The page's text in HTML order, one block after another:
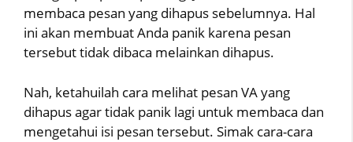
membaca pesan yang dihapus sebelumnya. Hal
ini akan membuat Anda panik karena pesan
tersebut tidak dibaca melainkan dihapus.
Nah, ketahuilah cara melihat pesan VA yang
dihapus agar tidak panik lagi untuk membaca dan
mengetahui isi pesan tersebut. Simak cara-cara